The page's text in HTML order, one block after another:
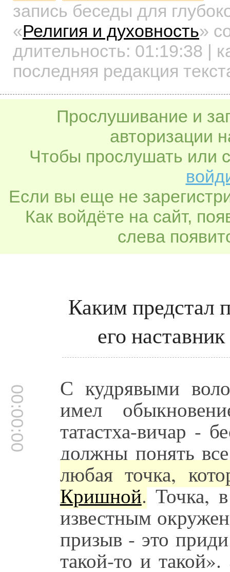
запись беседы для
«Религия и духовность»
длительность: 01:19:38 |
последняя редакция
Прослушивание и
авторизации
Чтобы прослушать или
Если вы еще не
Как войдёте на сайт,
слева
Каким предстал
его
00:00:00 С кудрявыми
имел
татастха-вичар -
должны понять
любая точка,
Кришной.Точка, в
известным
призыв - это
такой-то и